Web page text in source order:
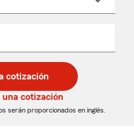
cotización
cotización
serán proporcionados en inglés.